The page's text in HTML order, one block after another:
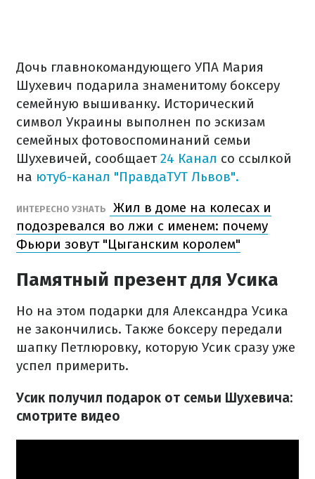
Дочь главнокомандующего УПА Мария
Шухевич подарила знаменитому боксеру
семейную вышиванку. Исторический
символ Украины выполнен по эскизам
семейных фотовоспоминаний семьи
Шухевичей, сообщает24 Канал со ссылкой
на ютуб-канал "ПравдаТУТ Львов".
ИНТЕРЕСНО УЗНАТЬ
Жил в доме на колесах и
подозревался во лжи с именем: почему
Фьюри зовут "Цыганским королем"
Памятный презент для Усика
Но на этом подарки для Александра Усика
не закончились. Также боксеру передали
шапку Петлюровку, которую Усик сразу уже
успел примерить.
Усик получил подарок от семьи Шухевича:
смотрите видео